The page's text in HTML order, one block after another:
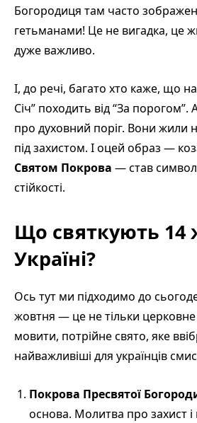
Богородиця там часто
гетьманами! Це не вигадка, це
дуже важливо.
І, до речі, багато хто каже, що
Січ” походить від “За порогом”.
про духовний поріг. Вони жили
під захистом. І оцей образ —
Святом Покрова — став
стійкості.
Що святкують 14
Україні?
Ось тут ми підходимо до
жовтня — це не тільки
мовити, потрійне свято, яке
найважливіші для українців
Покрова Пресвятої
основа. Молитва про захист